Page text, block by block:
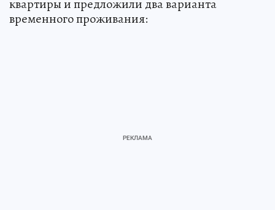
квартиры и предложили два варианта
временного проживания: